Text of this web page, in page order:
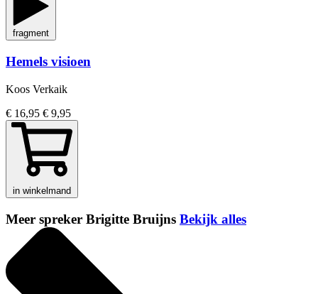
fragment
Hemels visioen
Koos Verkaik
€ 16,95 € 9,95
in winkelmand
Meer spreker Brigitte Bruijns Bekijk alles